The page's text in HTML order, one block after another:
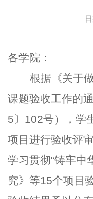
各学院：
根据《关于
课题验收工作的
5〕 102号），学
项目进行验收评
学习贯彻“铸牢中
究》等15个项目